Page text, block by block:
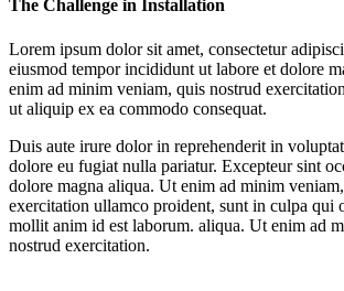
The Challenge in Installation
Lorem ipsum dolor sit amet, consectetur
eiusmod tempor incididunt ut labore et dolore
enim ad minim veniam, quis nostrud
ut aliquip ex ea commodo consequat.
Duis aute irure dolor in reprehenderit in
dolore eu fugiat nulla pariatur. Excepteur sint
dolore magna aliqua. Ut enim ad minim
exercitation ullamco proident, sunt in culpa qui
mollit anim id est laborum. aliqua. Ut enim ad
nostrud exercitation.